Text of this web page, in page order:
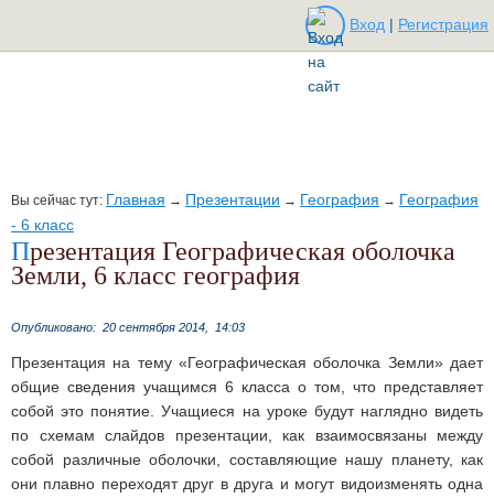
Вход | Регистрация
Вы сейчас тут: Главная → Презентации → География → География
- 6 класс
Презентация Географическая оболочка
Земли, 6 класс география
Опубликовано: 20 сентября 2014, 14:03
Презентация на тему «Географическая оболочка Земли» дает
общие сведения учащимся 6 класса о том, что представляет
собой это понятие. Учащиеся на уроке будут наглядно видеть
по схемам слайдов презентации, как взаимосвязаны между
собой различные оболочки, составляющие нашу планету, как
они плавно переходят друг в друга и могут видоизменять одна